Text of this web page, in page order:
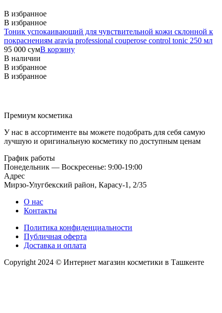
В избранное
В избранное
Тоник успокаивающий для чувствительной кожи склонной к
покраснениям aravia professional couperose control tonic 250 мл
95 000 сумВ корзину
В наличии
В избранное
В избранное
Премиум косметика
У нас в ассортименте вы можете подобрать для себя самую
лучшую и оригинальную косметику по доступным ценам
График работы
Понедельник — Воскресенье: 9:00-19:00
Адрес
Мирзо-Улугбекский район, Карасу-1, 2/35
О нас
Контакты
Политика конфиденциальности
Публичная оферта
Доставка и оплата
Copyright 2024 © Интернет магазин косметики в Ташкенте